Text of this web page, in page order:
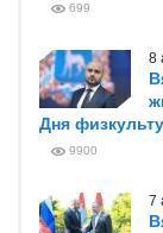
699
8
Дня
9900
7